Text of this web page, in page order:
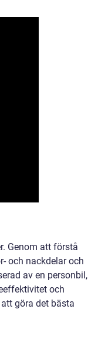
Genom att förstå
och nackdelar och
av en personbil,
och
göra det bästa